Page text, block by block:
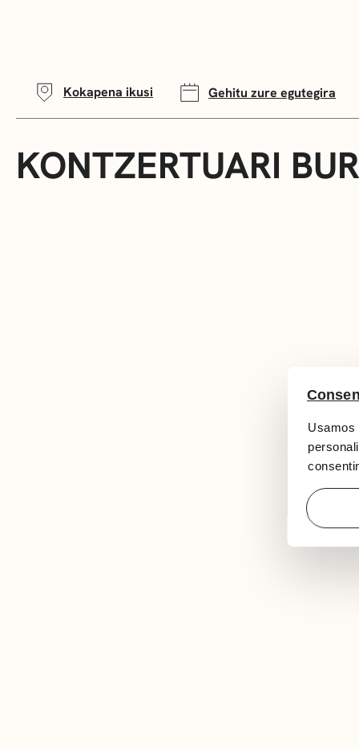
Usamos
Kokapena ikusi Gehitu zure egutegira
KONTZERTUARI